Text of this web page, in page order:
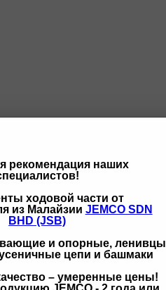
рекомендация наших
ходовой части от
из Малайзии JEMCO SDN
BHD (JSB)
и опорные, ленивцы
цепи и башмаки
– умеренные цены!